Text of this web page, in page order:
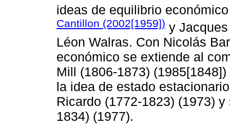
ideas de equilibrio
Cantillon (2002[1959]) y
Léon Walras. Con Nicolás
económico se extiende al
Mill (1806-1873)
la idea de estado
Ricardo (1772-1823) (1973)
1834) (1977).